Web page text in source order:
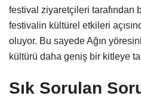
festival ziyaretçileri tarafından
festivalin kültürel etkileri
oluyor. Bu sayede Ağın
kültürü daha geniş bir kitleye
Sık Sorulan